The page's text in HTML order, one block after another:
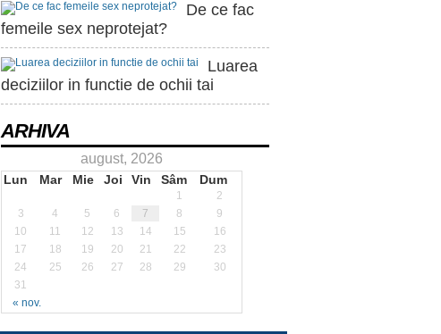
De ce fac
femeile sex neprotejat?
Luarea
deciziilor in functie de ochii tai
ARHIVA
august, 2026
Lun Mar Mie Joi Vin Sâm Dum
« nov.
1
2
3
4 5 6 7 8
9
10
11 12 13 14 15
16
17
18 19 20 21 22
23
24
25 26 27 28 29
30
31